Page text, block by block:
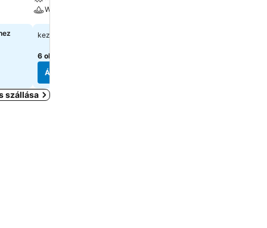
Wellness
kezdőár:
6 oldal
Árak megjelenítése
szállása